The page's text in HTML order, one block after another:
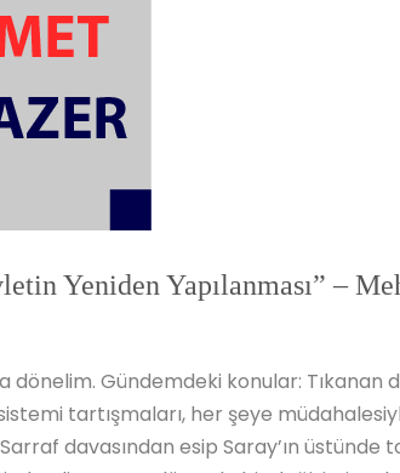
Yeniden Yapılanması” –
dönelim. Gündemdeki konular: Tıkanan
tartışmaları, her şeye
davasından esip Saray’ın